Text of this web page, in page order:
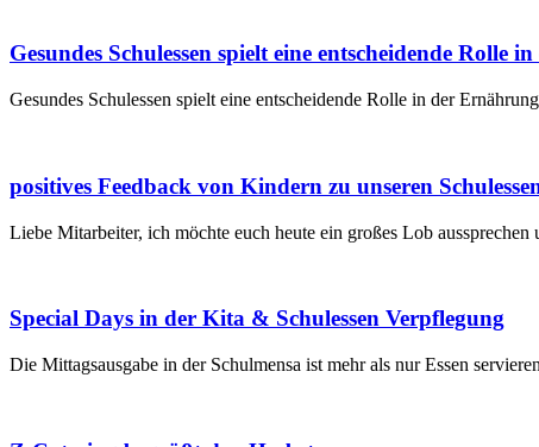
Gesundes Schulessen spielt eine entscheidende
Gesundes Schulessen spielt eine entscheidende Rolle in der
positives Feedback von Kindern zu unseren
Liebe Mitarbeiter, ich möchte euch heute ein großes Lob
Special Days in der Kita & Schulessen Verpflegung
Die Mittagsausgabe in der Schulmensa ist mehr als nur Essen